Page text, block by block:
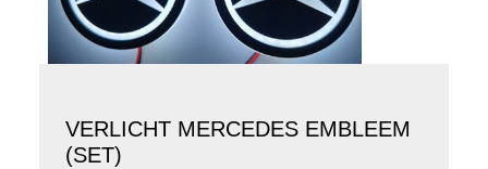
VERLICHT MERCEDES EMBLEEM
(SET)